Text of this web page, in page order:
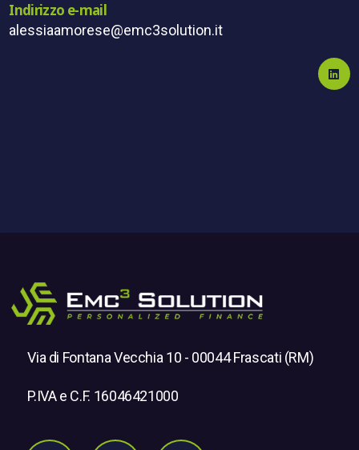
Indirizzo e-mail
alessiaamorese@emc3solution.it
Via di Fontana Vecchia 10 - 00044 Frascati (RM)
P.IVA e C.F. 16046421000